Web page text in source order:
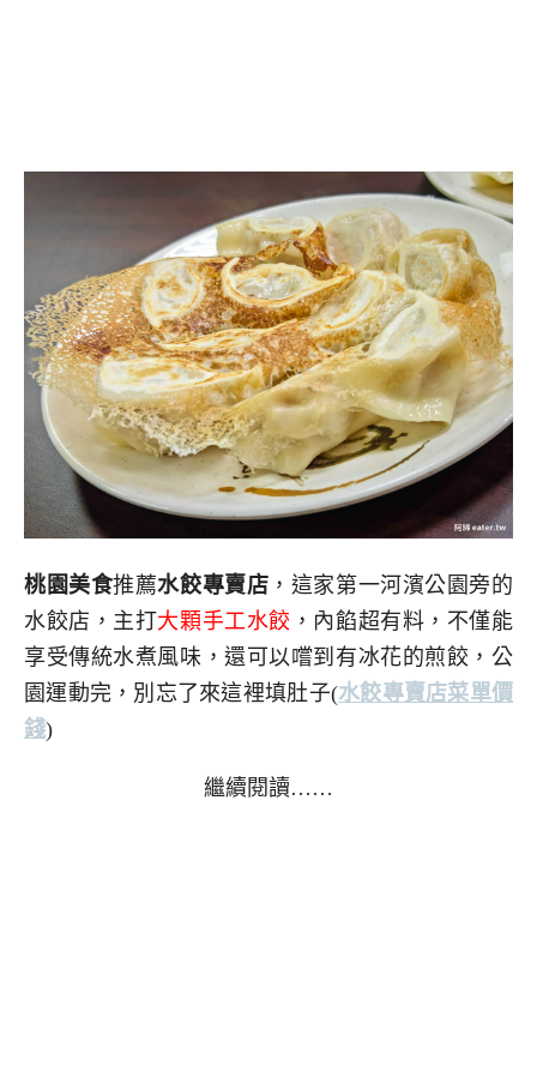
桃園美食推薦水餃專賣店 ，這家第一河濱公園旁的
水餃店，主打大顆手工水餃 ，內餡超有料，不僅能
享受傳統水煮風味，還可以嚐到有冰花的煎餃，公
園運動完，別忘了來這裡填肚子(水餃專賣店菜單價
錢)
繼續閱讀……